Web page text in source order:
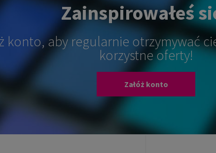
Zainspirowałeś
konto, aby regularnie otrzymywać
korzystne oferty!
Załóż konto